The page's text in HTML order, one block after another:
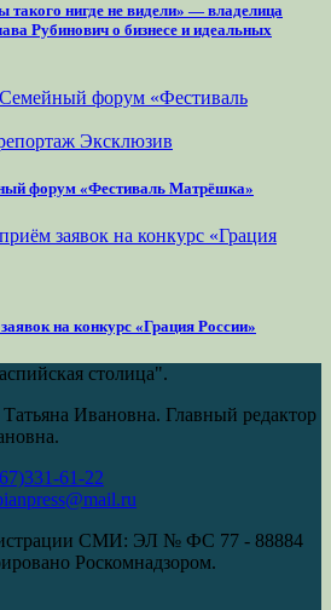
такого нигде не видели» — владелица
Рубинович о бизнесе и идеальных
Эксклюзив
форум «Фестиваль Матрёшка»
на конкурс «Грация России»
столица".
Ивановна. Главный редактор
61-22
СМИ: ЭЛ № ФС 77 - 88884
Роскомнадзором.